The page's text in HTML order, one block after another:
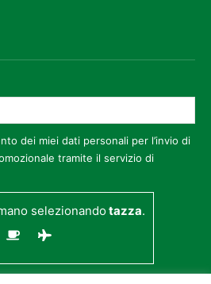
+39 345 4538 508
30 MAGGIO
–inizio dei festeggiamenti
del NATURART VILLAGE con
gratuita del 54° numero della
porta amore”
come possiamo aiutare
libero
dei miei dati personali per l’invio di
tramite il servizio di
selezionandotazza.